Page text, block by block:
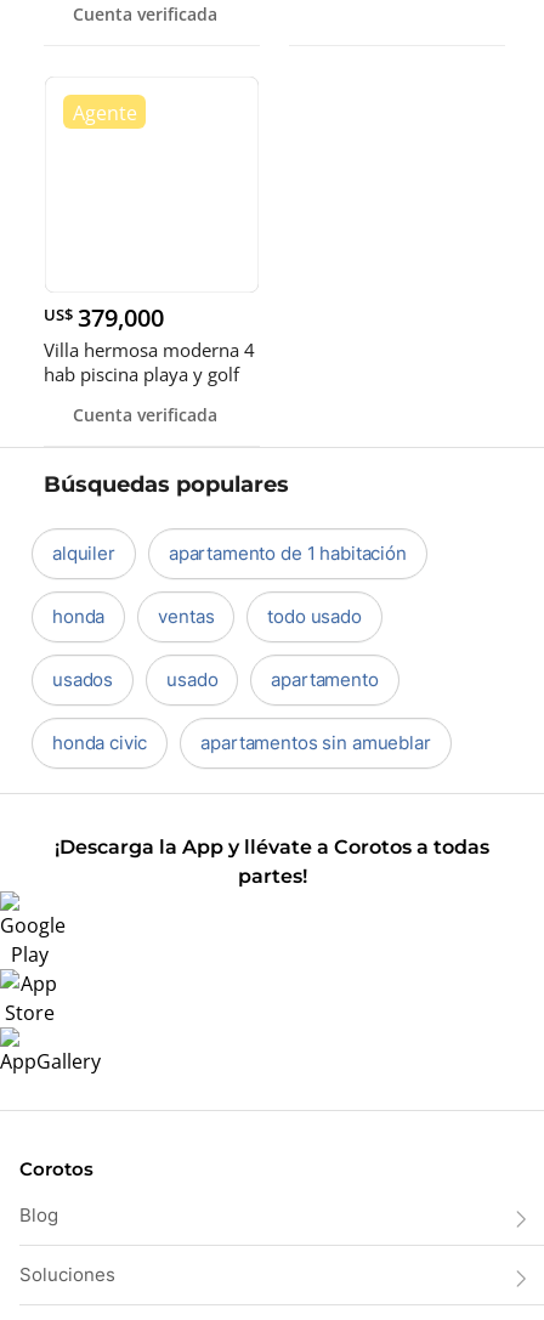
eventos
Cuenta verificada
US$ 379,000
Villa hermosa moderna 4
hab piscina playa y golf
Cuenta verificada
Búsquedas populares
alquiler apartamento de 1 habitación
honda ventas todo usado
usados usado apartamento
honda civic apartamentos sin amueblar
¡Descarga la App y llévate a Corotos a todas
partes!
Corotos
Blog
Soluciones